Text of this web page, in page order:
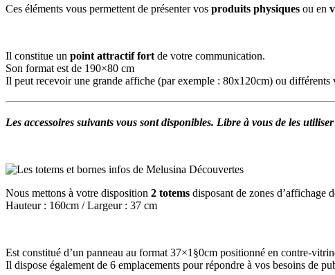
Ces éléments vous permettent de présenter vos produits physiques ou en
Il constitue un point attractif fort de votre communication.
Son format est de 190×80 cm
Il peut recevoir une grande affiche (par exemple : 80x120cm) ou différents
Les accessoires suivants vous sont disponibles. Libre à vous de les
Nous mettons à votre disposition 2 totems disposant de zones d’affichage
Hauteur : 160cm / Largeur : 37 cm
Est constitué d’un panneau au format 37×1§0cm positionné en contre-
Il dispose également de 6 emplacements pour répondre à vos besoins de